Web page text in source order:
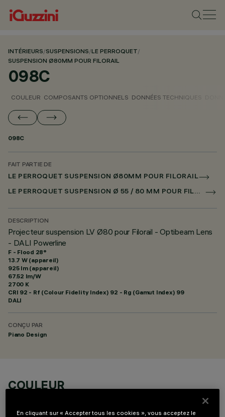
INTÉRIEURS/SUSPENSIONS/LE PERROQUET/
SUSPENSION Ø80MM POUR FILORAIL
098C
COULEUR COMPOSANTS OPTIONNELS DONNÉES TECHNIQUES
098C
FAIT PARTIE DE
LE PERROQUET SUSPENSION Ø80MM POUR FILORAIL
LE PERROQUET SUSPENSION Ø 55 / 80 MM POUR FILORAIL DALI POWERLINE
DESCRIPTION
Projecteur suspension LV Ø80 pour Filorail - Optibeam Lens
- DALI Powerline
F - Flood 28°
13.7 W (appareil)
925 lm (appareil)
67.52 lm/W
2700 K
CRI 92 - Rf (Colour Fidelity Index) 92 - Rg (Gamut Index) 99
DALI
CONÇU PAR
Piano Design
COULEUR
En cliquant sur « Accepter tous les cookies », vous acceptez le